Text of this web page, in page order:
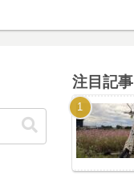
注目記事